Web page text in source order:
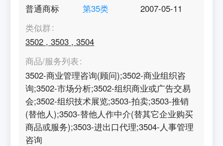
普通商标
第35类
2007-05-11
类似群
3502 ,3503 ,3504
商品/服务列表
3502-商业管理咨询(顾问);3502-商业组织咨
询;3502-市场分析;3502-组织商业或广告交易
会;3502-组织技术展览;3503-拍卖;3503-推销
(替他人);3503-替他人作中介(替其它企业购买
商品或服务);3503-进出口代理;3504-人事管理
咨询